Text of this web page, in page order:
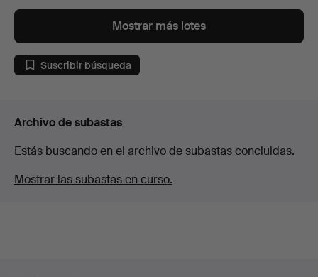
Mostrar más lotes
Suscribir búsqueda
Archivo de subastas
Estás buscando en el archivo de subastas concluidas.
Mostrar las subastas en curso.